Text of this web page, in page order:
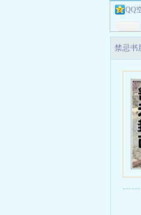
QQ
禁忌书